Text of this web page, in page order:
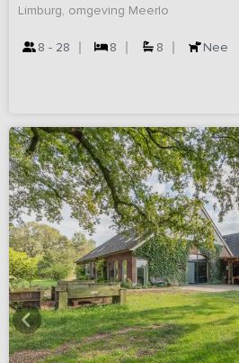
Limburg, omgeving Meerlo
8 - 28 8 8 Nee